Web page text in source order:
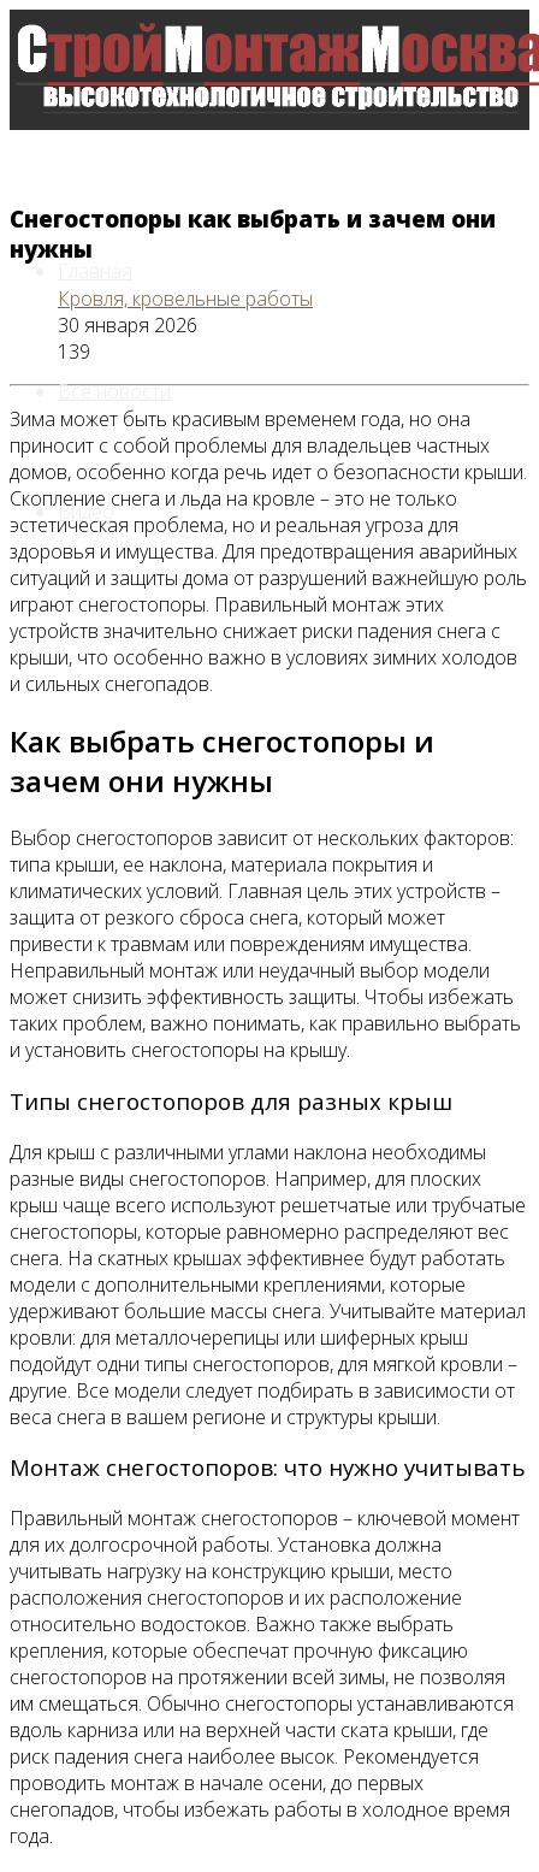
Все новости
Видео
Снегостопоры как выбрать и зачем они
нужны
Кровля, кровельные работы
30 января 2026
139
Зима может быть красивым временем года, но она
приносит с собой проблемы для владельцев частных
домов, особенно когда речь идет о безопасности крыши.
Скопление снега и льда на кровле – это не только
эстетическая проблема, но и реальная угроза для
здоровья и имущества. Для предотвращения аварийных
ситуаций и защиты дома от разрушений важнейшую роль
играют снегостопоры. Правильный монтаж этих
устройств значительно снижает риски падения снега с
крыши, что особенно важно в условиях зимних холодов
и сильных снегопадов.
Как выбрать снегостопоры и
зачем они нужны
Выбор снегостопоров зависит от нескольких факторов:
типа крыши, ее наклона, материала покрытия и
климатических условий. Главная цель этих устройств –
защита от резкого сброса снега, который может
привести к травмам или повреждениям имущества.
Неправильный монтаж или неудачный выбор модели
может снизить эффективность защиты. Чтобы избежать
таких проблем, важно понимать, как правильно выбрать
и установить снегостопоры на крышу.
Типы снегостопоров для разных крыш
Для крыш с различными углами наклона необходимы
разные виды снегостопоров. Например, для плоских
крыш чаще всего используют решетчатые или трубчатые
снегостопоры, которые равномерно распределяют вес
снега. На скатных крышах эффективнее будут работать
модели с дополнительными креплениями, которые
удерживают большие массы снега. Учитывайте материал
кровли: для металлочерепицы или шиферных крыш
подойдут одни типы снегостопоров, для мягкой кровли –
другие. Все модели следует подбирать в зависимости от
веса снега в вашем регионе и структуры крыши.
Монтаж снегостопоров: что нужно учитывать
Правильный монтаж снегостопоров – ключевой момент
для их долгосрочной работы. Установка должна
учитывать нагрузку на конструкцию крыши, место
расположения снегостопоров и их расположение
относительно водостоков. Важно также выбрать
крепления, которые обеспечат прочную фиксацию
снегостопоров на протяжении всей зимы, не позволяя
им смещаться. Обычно снегостопоры устанавливаются
вдоль карниза или на верхней части ската крыши, где
риск падения снега наиболее высок. Рекомендуется
проводить монтаж в начале осени, до первых
снегопадов, чтобы избежать работы в холодное время
года.